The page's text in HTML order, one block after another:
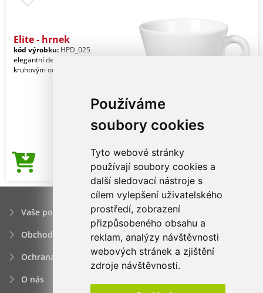
Používáme
soubory cookies
Tyto webové stránky
používají soubory cookies a
další sledovací nástroje s
cílem vylepšení uživatelského
prostředí, zobrazení
přizpůsobeného obsahu a
reklam, analýzy návštěvnosti
webových stránek a zjištění
zdroje návštěvnosti.
Elite - hrnek
kód výrobku: HPD_025
elegantní design, keramický hrnek
kruhovým ouškem
Cena od50,40Kč
Vaše poptávka
Obchodní podmínky
Ochrana osobních údajú
O nás